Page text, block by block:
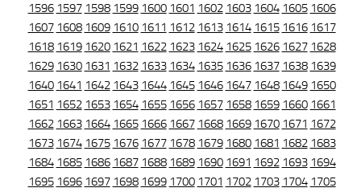
1596 1597 1598 1599 1600 1601 1602 1603 1604 1605 1606
1607 1608 1609 1610 1611 1612 1613 1614 1615 1616 1617
1618 1619 1620 1621 1622 1623 1624 1625 1626 1627 1628
1629 1630 1631 1632 1633 1634 1635 1636 1637 1638 1639
1640 1641 1642 1643 1644 1645 1646 1647 1648 1649 1650
1651 1652 1653 1654 1655 1656 1657 1658 1659 1660 1661
1662 1663 1664 1665 1666 1667 1668 1669 1670 1671 1672
1673 1674 1675 1676 1677 1678 1679 1680 1681 1682 1683
1684 1685 1686 1687 1688 1689 1690 1691 1692 1693 1694
1695 1696 1697 1698 1699 1700 1701 1702 1703 1704 1705